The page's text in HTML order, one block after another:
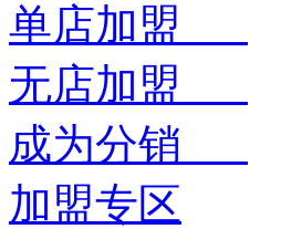
单店加盟
无店加盟
成为分销
加盟专区